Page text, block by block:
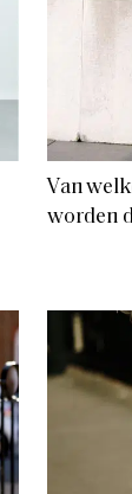
Van
worden